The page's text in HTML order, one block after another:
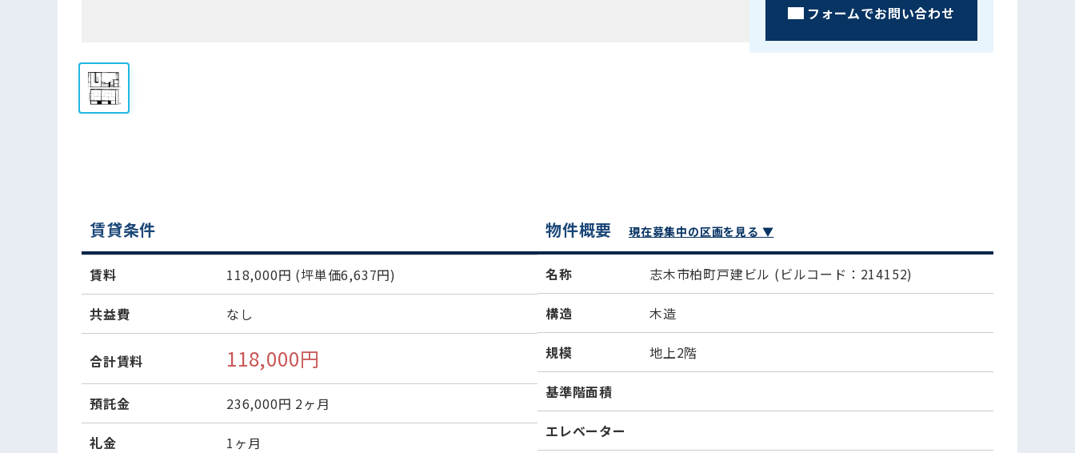
フォームでお問い合わせ
賃貸条件
賃料 118,000円 (坪単価6,637円)
共益費 なし
合計賃料 118,000円
預託金 236,000円 2ヶ月
礼金 1ヶ月
物件概要 現在募集中の区画を見る ▼
名称 志木市柏町戸建ビル (ビルコード：214152)
構造 木造
規模 地上2階
基準階面積
エレベーター